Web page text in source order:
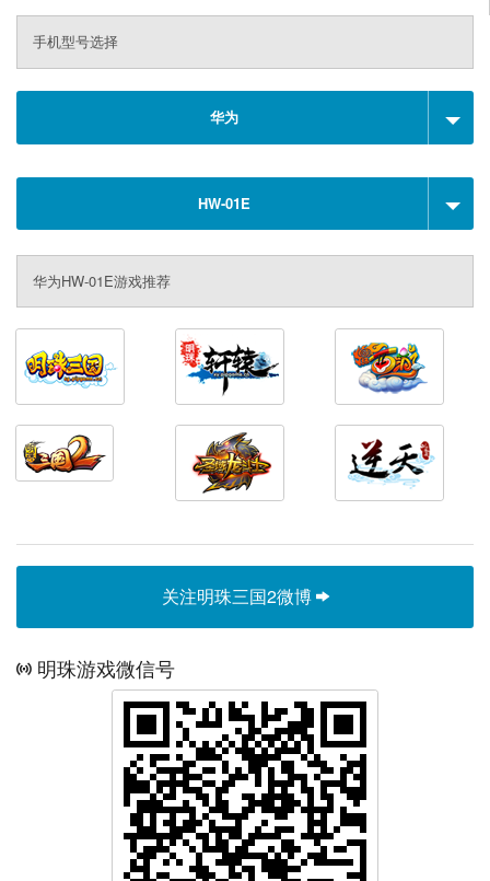
手机型号选择
华为
HW-01E
华为HW-01E游戏推荐
关注明珠三国2微博
明珠游戏微信号